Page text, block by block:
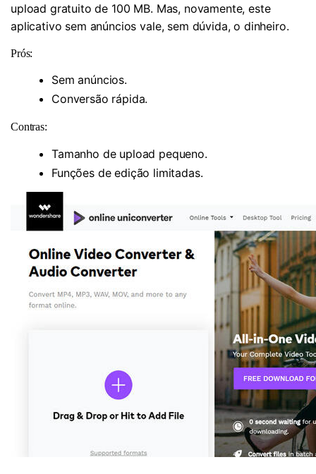
upload gratuito de 100 MB. Mas, novamente, este
aplicativo sem anúncios vale, sem dúvida, o dinheiro.
Prós:
Sem anúncios.
Conversão rápida.
Contras:
Tamanho de upload pequeno.
Funções de edição limitadas.